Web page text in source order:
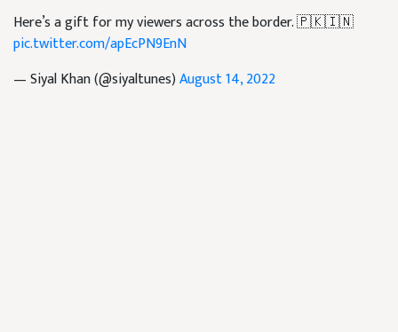
Here’s a gift for my viewers across the border. 🇵🇰🇮🇳
pic.twitter.com/apEcPN9EnN
— Siyal Khan (@siyaltunes)August 14, 2022